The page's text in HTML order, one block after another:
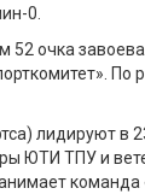
0.
очка
По
лидируют в
ЮТИ ТПУ и